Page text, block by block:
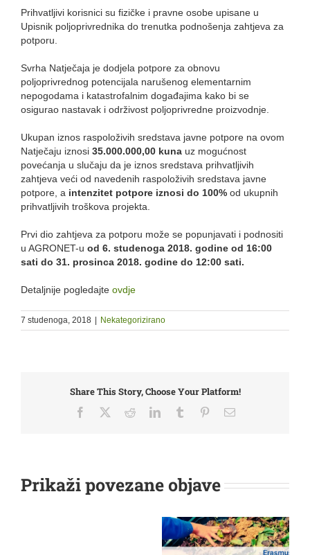
Prihvatljivi korisnici su fizičke i pravne osobe upisane u
Upisnik poljoprivrednika do trenutka podnošenja zahtjeva za
potporu.
Svrha Natječaja je dodjela potpore za obnovu
poljoprivrednog potencijala narušenog elementarnim
nepogodama i katastrofalnim događajima kako bi se
osigurao nastavak i održivost poljoprivredne proizvodnje.
Ukupan iznos raspoloživih sredstava javne potpore na ovom
Natječaju iznosi 35.000.000,00 kuna uz mogućnost
povećanja u slučaju da je iznos sredstava prihvatljivih
zahtjeva veći od navedenih raspoloživih sredstava javne
potpore, a intenzitet potpore iznosi do 100% od ukupnih
prihvatljivih troškova projekta.
Prvi dio zahtjeva za potporu može se popunjavati i podnositi
u AGRONET-u od 6. studenoga 2018. godine od 16:00
sati do 31. prosinca 2018. godine do 12:00 sati.
Detaljnije pogledajte ovdje
7 studenoga, 2018 | Nekategorizirano
Share This Story, Choose Your Platform!
Facebook RedditLinkedInTumblr PinterestEmail:
Prikaži povezane objave